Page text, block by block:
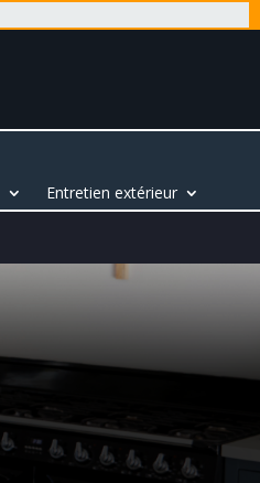
Entretien extérieur